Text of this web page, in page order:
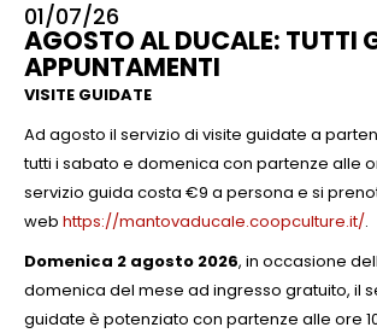
01/07/26
AGOSTO AL DUCALE: TUTTI
APPUNTAMENTI
VISITE GUIDATE
Ad agosto il servizio di visite guidate a
tutti i sabato e domenica con partenze alle ore
servizio guida costa €9 a persona e si
web https://mantovaducale.coopculture.it/.
Domenica 2 agosto 2026, in occasione
domenica del mese ad ingresso gratuito, il
guidate è potenziato con partenze alle ore